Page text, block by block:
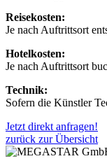
Reisekosten:
Je nach Auftrittsort
Hotelkosten:
Je nach Auftrittsort
Technik:
Sofern die Künstler
Jetzt direkt anfragen!
zurück zur Übersicht